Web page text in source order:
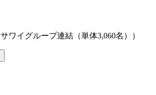
ワイグループ連結（単体3,060名））